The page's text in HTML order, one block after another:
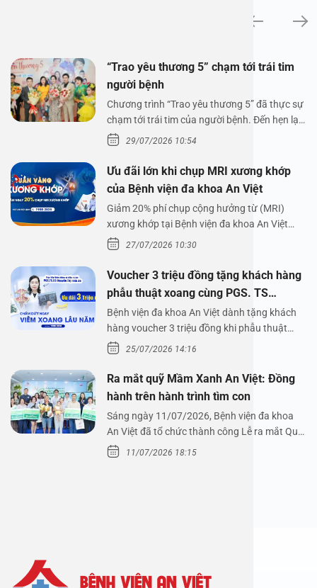
“Trao yêu thương 5” chạm tới trái tim
người bệnh
Chương trình “Trao yêu thương 5” đã thực sự
chạm tới trái tim của người bệnh. Đến hẹn lại
lên,…29/07/2026 10:54
Ưu đãi lớn khi chụp MRI xương khớp
của Bệnh viện đa khoa An Việt
Giảm 20% phí chụp cộng hưởng từ (MRI)
xương khớp tại Bệnh viện đa khoa An Việt
Bệnh viện đa…
27/07/2026 10:30
Voucher 3 triệu đồng tặng khách hàng
phẫu thuật xoang cùng PGS. TS
Nguyễn Thị Hoài An
Bệnh viện đa khoa An Việt dành tặng khách
hàng voucher 3 triệu đồng khi phẫu thuật
xoang cùng PGS.…
25/07/2026 14:16
Ra mắt quỹ Mầm Xanh An Việt: Đồng
hành trên hành trình tìm con
Sáng ngày 11/07/2026, Bệnh viện đa khoa
An Việt đã tổ chức thành công Lễ ra mắt Quỹ
Mầm Xanh…
11/07/2026 18:15